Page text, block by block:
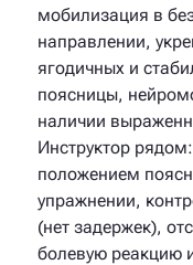
мобилизация в
направлении,
ягодичных и
поясницы,
наличии
Инструктор
положением
упражнении,
(нет задержек),
болевую реакцию